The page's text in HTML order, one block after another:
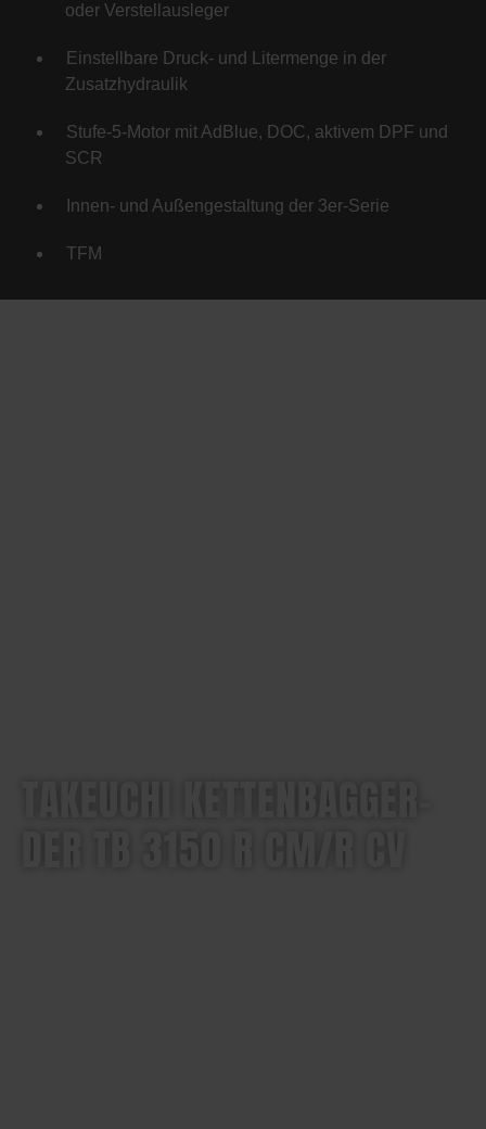
oder Verstellausleger
Einstellbare Druck- und Litermenge in der
Zusatzhydraulik
Stufe-5-Motor mit AdBlue, DOC, aktivem DPF und
SCR
Innen- und Außengestaltung der 3er-Serie
TFM